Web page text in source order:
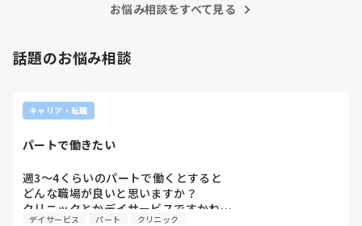
お悩み相談をすべて見る
話題のお悩み相談
キャリア・転職
パートで働きたい
週3〜4くらいのパートで働くとすると
どんな職場が良いと思いますか？
クリニックとかデイサービスですかね…
デイサービス パート クリニック